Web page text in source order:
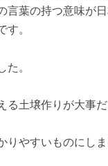
葉の持つ意味が
す。
た。
土壌作りが大事だ
やすいものにしま